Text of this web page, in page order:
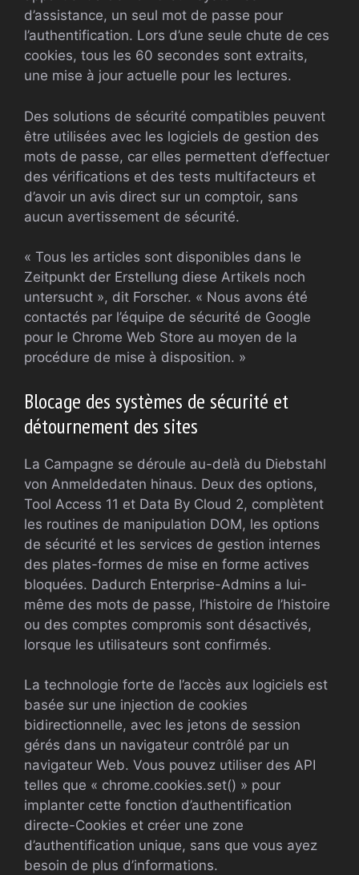
d’assistance, un seul mot de passe pour
l’authentification. Lors d’une seule chute de ces
cookies, tous les 60 secondes sont extraits,
une mise à jour actuelle pour les lectures.
Des solutions de sécurité compatibles peuvent
être utilisées avec les logiciels de gestion des
mots de passe, car elles permettent d’effectuer
des vérifications et des tests multifacteurs et
d’avoir un avis direct sur un comptoir, sans
aucun avertissement de sécurité.
« Tous les articles sont disponibles dans le
Zeitpunkt der Erstellung diese Artikels noch
untersucht », dit Forscher. « Nous avons été
contactés par l’équipe de sécurité de Google
pour le Chrome Web Store au moyen de la
procédure de mise à disposition. »
Blocage des systèmes de sécurité et
détournement des sites
La Campagne se déroule au-delà du Diebstahl
von Anmeldedaten hinaus. Deux des options,
Tool Access 11 et Data By Cloud 2, complètent
les routines de manipulation DOM, les options
de sécurité et les services de gestion internes
des plates-formes de mise en forme actives
bloquées. Dadurch Enterprise-Admins a lui-
même des mots de passe, l’histoire de l’histoire
ou des comptes compromis sont désactivés,
lorsque les utilisateurs sont confirmés.
La technologie forte de l’accès aux logiciels est
basée sur une injection de cookies
bidirectionnelle, avec les jetons de session
gérés dans un navigateur contrôlé par un
navigateur Web. Vous pouvez utiliser des API
telles que « chrome.cookies.set() » pour
implanter cette fonction d’authentification
directe-Cookies et créer une zone
d’authentification unique, sans que vous ayez
besoin de plus d’informations.